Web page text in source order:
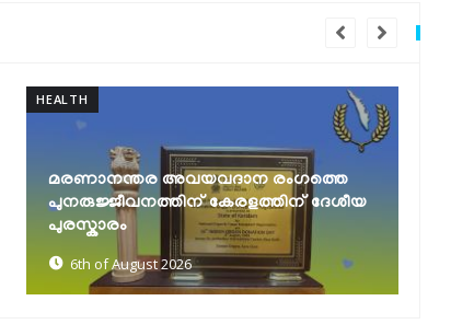
TRAVEL
ഓണയാത്ര സുഗമമാക്കാൻ
കെ.എസ്.ആർ.ടി.സി; പ്രത്യേക
അന്തർസംസ്ഥാന സർവീസുകൾക്ക്
റിസർവേഷൻ...
5th of August 2026